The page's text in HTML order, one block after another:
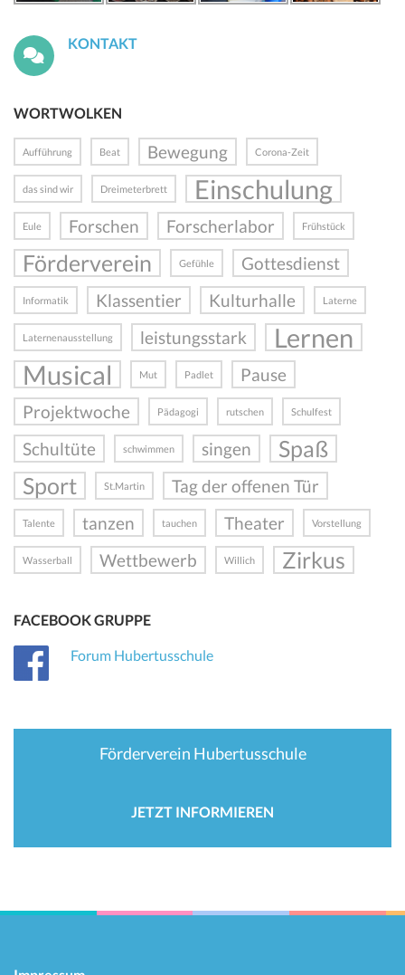
KONTAKT
WORTWOLKEN
Aufführung Beat Bewegung Corona-Zeit
das sind wir Dreimeterbrett Einschulung
Eule Forschen Forscherlabor Frühstück
Förderverein Gefühle Gottesdienst
Informatik Klassentier Kulturhalle Laterne
Laternenausstellung leistungsstark
Lernen
Musical
Mut Padlet
Pause
Projektwoche
Pädagogi rutschen Schulfest
Schultüte schwimmen singen
Spaß
Sport
St.Martin Tag der offenen Tür
Talente tanzen tauchen Theater Vorstellung
Wasserball Wettbewerb Willich Zirkus
FACEBOOK GRUPPE
Forum Hubertusschule
Förderverein Hubertusschule
JETZT INFORMIEREN